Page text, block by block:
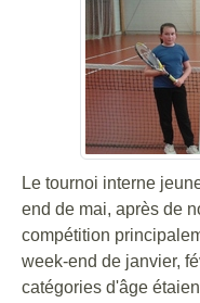
Le tournoi interne
end de mai, après de
compétition
week-end de janvier,
catégories d'âge